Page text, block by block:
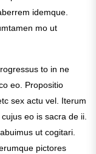
idemque.
mo ut
to in ne
eo. Propositio
sex actu vel. Iterum
eo is sacra de ii.
ut cogitari.
pictores